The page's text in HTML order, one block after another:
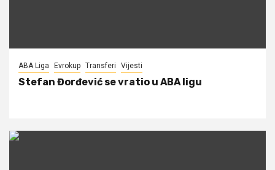
ABA Liga Evrokup Transferi Vijesti
Stefan Đorđević se vratio u ABA ligu